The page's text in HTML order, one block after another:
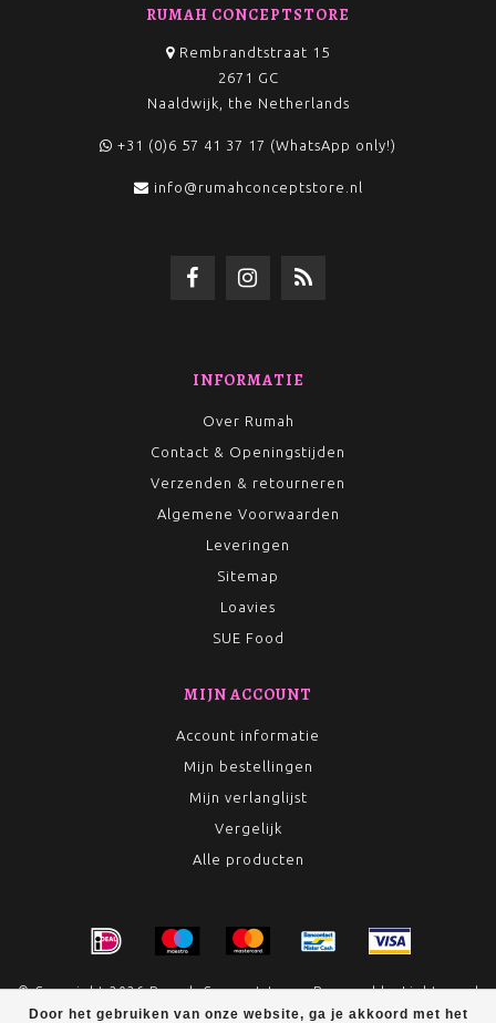
Door het gebruiken van onze website, ga je akkoord met het
RUMAH CONCEPTSTORE
Rembrandtstraat 15
2671 GC
Naaldwijk, the Netherlands
+31 (0)6 57 41 37 17 (WhatsApp only!)
info@rumahconceptstore.nl
INFORMATIE
Over Rumah
Contact & Openingstijden
Verzenden & retourneren
Algemene Voorwaarden
Leveringen
Sitemap
Loavies
SUE Food
MIJN ACCOUNT
Account informatie
Mijn bestellingen
Mijn verlanglijst
Vergelijk
Alle producten
© Copyright 2026 Rumah Conceptstore - Powered byLightspeed
- Theme by Dyvelopment